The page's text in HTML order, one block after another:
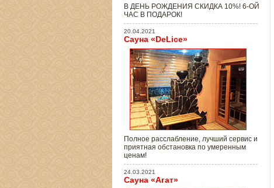
В ДЕНЬ РОЖДЕНИЯ СКИДКА 10%! 6-ОЙ
ЧАС В ПОДАРОК!
20.04.2021
Сауна «DeLice»
Полное расслабление, лучший сервис и
приятная обстановка по умеренным
ценам!
24.03.2021
Сауна «Агат»